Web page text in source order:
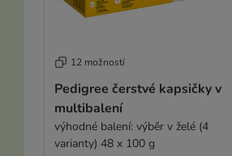
12 možností
Pedigree čerstvé kapsičky v
multibalení
výhodné balení: výběr v želé (4
varianty) 48 x 100 g